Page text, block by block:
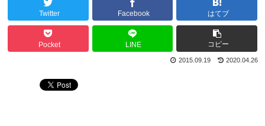
Twitter Facebook はてブ
Pocket LINE コピー
2020.04.26
2015.09.19